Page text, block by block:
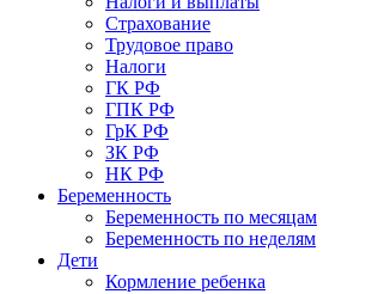
Страхование
Трудовое право
Налоги
ГК РФ
ГПК РФ
ГрК РФ
ЗК РФ
НК РФ
Беременность
Беременность по месяцам
Беременность по неделям
Дети
Кормление ребенка